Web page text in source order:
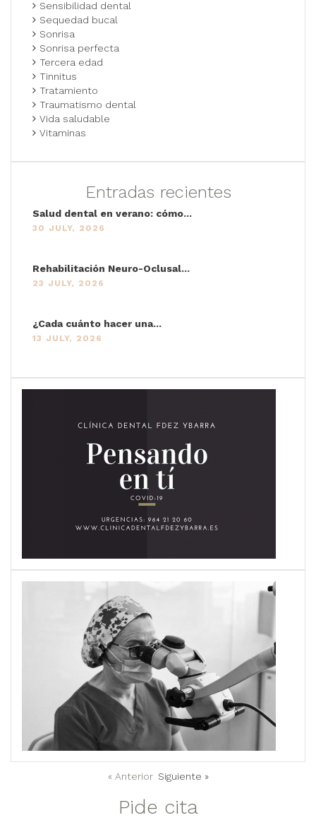
Sensibilidad dental
Sequedad bucal
Sonrisa
Sonrisa perfecta
Tercera edad
Tinnitus
Tratamiento
Traumatismo dental
Vida saludable
Vitaminas
Entradas recientes
Salud dental en verano: cómo...
30 JULY, 2026
Rehabilitación Neuro-Oclusal...
23 JULY, 2026
¿Cada cuánto hacer una...
13 JULY, 2026
« Anterior Siguiente »
Pide cita